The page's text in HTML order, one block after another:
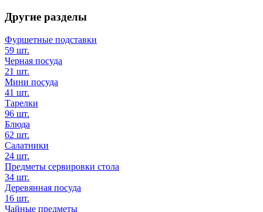
Другие разделы
Фуршетные подставки
59 шт.
Черная посуда
21 шт.
Мини посуда
41 шт.
Тарелки
96 шт.
Блюда
62 шт.
Салатники
24 шт.
Предметы сервировки стола
34 шт.
Деревянная посуда
16 шт.
Чайные предметы